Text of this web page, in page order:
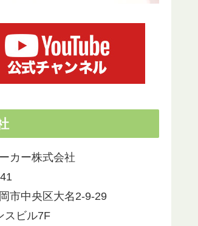
カー株式会社
市中央区大名2-9-29
スビル7F